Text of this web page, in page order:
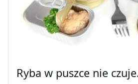
Ryba w puszce nie